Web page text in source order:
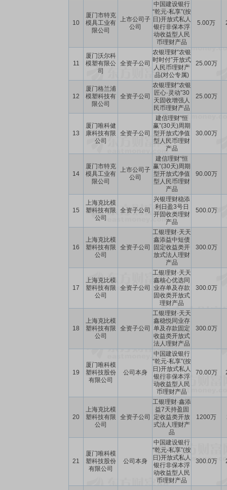
10
厦门市特克
模具工业有
限公司
上市公司子
公司
中国建设银行
“乾元-私享”(按
日)开放式私人
银行非保本浮
动收益型人民
币理财产品
5.00万
11
厦门沃尔科
模塑有限公
司
全资子公司
农银理财“农银
时时付”开放式
人民币理财产
品(对公专属)
25.00万
12
厦门格兰浦
模塑科技有
限公司
全资子公司
农银理财“农银
匠心·灵动”30
天固收增强人
民币理财产品
25.00万
13
厦门唯科健
康科技有限
公司
全资子公司
建信理财“恒
赢”(30天)周期
型开放式净值
型人民币理财
产品
30.00万
14
厦门市特克
模具工业有
限公司
上市公司子
公司
建信理财“恒
赢”(30天)周期
型开放式净值
型人民币理财
产品
90.00万
15
上海克比模
塑科技有限
公司
全资子公司
兴银理财稳添
利日盈3号日
开固收类理财
产品
500.0万
16
上海克比模
塑科技有限
公司
全资子公司
工银理财·天天
鑫添益中短债
固定收益类开
放式法人理财
产品
300.0万
17
上海克比模
塑科技有限
公司
全资子公司
工银理财·天天
鑫核心优选同
业存单及存款
固收类开放式
理财产品
300.0万
18
上海克比模
塑科技有限
公司
全资子公司
工银理财·天天
鑫稳悦同业存
单及存款固定
收益类开放式
法人理财产品
300.0万
19
厦门唯科模
塑科技股份
有限公司
公司本身
中国建设银行
“乾元-私享”(按
日)开放式私人
银行非保本浮
动收益型人民
币理财产品
70.00万
20
上海克比模
塑科技有限
公司
全资子公司
工银理财·鑫添
益7天持盈固
定收益类开放
式法人理财产
品
1200万
21
厦门唯科模
塑科技股份
有限公司
公司本身
中国建设银行
“乾元-私享”(按
日)开放式私人
银行非保本浮
动收益型人民
币理财产品
300.0万